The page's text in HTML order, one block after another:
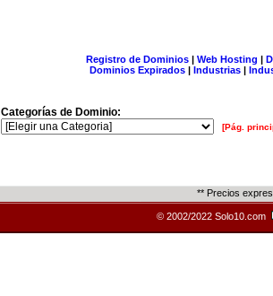
Registro de Dominios| Web Hosting |
Dominios Expirados | Industrias |
Categorías de Dominio:
[Pág.
** Precios
© 2002/2022 Solo10.com